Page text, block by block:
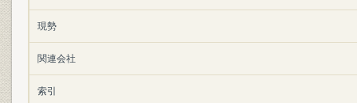
現勢
関連会社
索引